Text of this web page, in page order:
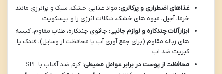
غذاهای اضطراری و پرکالری: مواد غذایی خشک، سبک و پرانرژی مانند
خرما، آجیل، میوه های خشک، شکلات انرژی زا و بیسکویت.
ابزارآلات چندکاره و لوازم جانبی: چاقوی چندکاره، طناب مقاوم، کیسه
های زباله مقاوم (برای جمع آوری آب یا محافظت از وسایل)، فندک یا
کبریت ضد آب.
محافظت از پوست در برابر عوامل محیطی:
کرم ضد آفتاب با SPF